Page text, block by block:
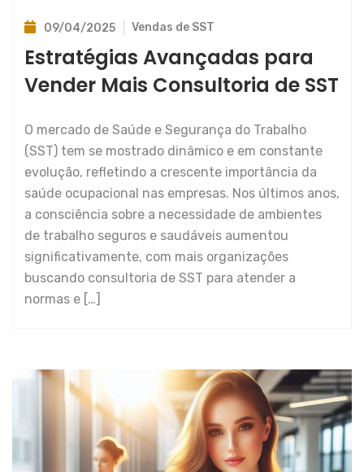
09/04/2025 Vendas de SST
Estratégias Avançadas para
Vender Mais Consultoria de SST
O mercado de Saúde e Segurança do Trabalho
(SST) tem se mostrado dinâmico e em constante
evolução, refletindo a crescente importância da
saúde ocupacional nas empresas. Nos últimos anos,
a consciência sobre a necessidade de ambientes
de trabalho seguros e saudáveis aumentou
significativamente, com mais organizações
buscando consultoria de SST para atender a
normas e […]